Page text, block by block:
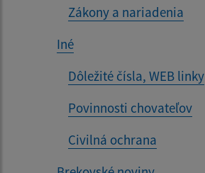
Zákony a nariadenia
Iné
Dôležité čísla, WEB linky
Povinnosti chovateľov
Civilná ochrana